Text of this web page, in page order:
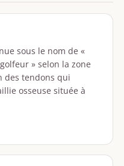
sous le nom de «
» selon la zone
des tendons qui
osseuse située à